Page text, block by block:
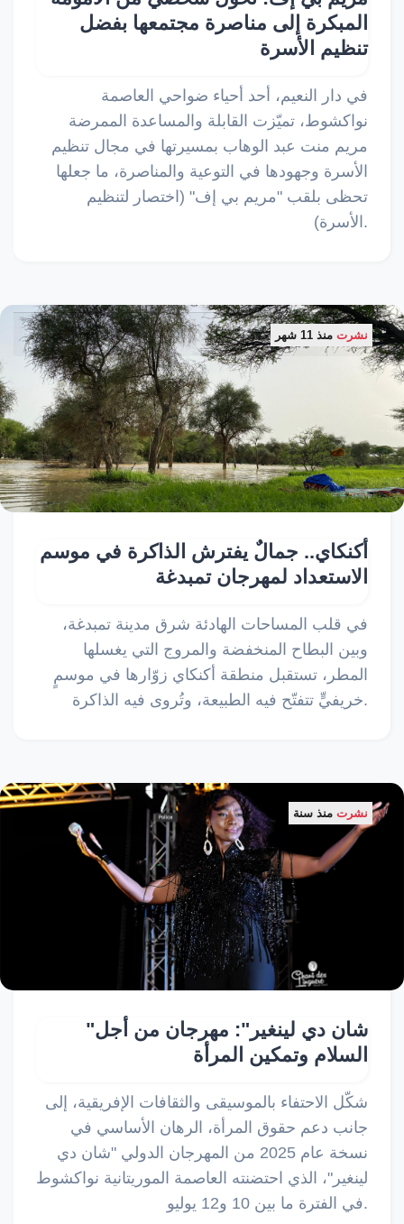
المبكرة إلى مناصرة مجتمعها بفضل
تنظيم الأسرة
في دار النعيم، أحد أحياء ضواحي العاصمة
نواكشوط، تميّزت القابلة والمساعدة الممرضة
مريم منت عبد الوهاب بمسيرتها في مجال تنظيم
الأسرة وجهودها في التوعية والمناصرة، ما جعلها
تحظى بلقب "مريم بي إف" (اختصار لتنظيم
الأسرة).
نشرت منذ 11 شهر
أكنكاي.. جمالٌ يفترش الذاكرة في موسم
الاستعداد لمهرجان تمبدغة
في قلب المساحات الهادئة شرق مدينة تمبدغة،
وبين البطاح المنخفضة والمروج التي يغسلها
المطر، تستقبل منطقة أكنكاي زوّارها في موسمٍ
خريفيٍّ تتفتّح فيه الطبيعة، وتُروى فيه الذاكرة.
نشرت منذ سنة
"شان دي لينغير": مهرجان من أجل
السلام وتمكين المرأة
شكّل الاحتفاء بالموسيقى والثقافات الإفريقية، إلى
جانب دعم حقوق المرأة، الرهان الأساسي في
نسخة عام 2025 من المهرجان الدولي "شان دي
لينغير"، الذي احتضنته العاصمة الموريتانية نواكشوط
في الفترة ما بين 10 و12 يوليو.